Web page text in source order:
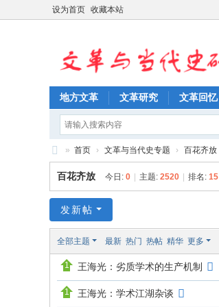
设为首页 收藏本站
地方文革 文革研究 文革回忆
文
革
当
» 首页 › 文革与当代史专题 › 百花齐放
百花齐放 今日: 0 主题: 2520 排名: 15
发新帖
全部主题 最新 热门 热帖 精华 更多
王海光：劣质学术的生产机制
王海光：学术江湖杂谈